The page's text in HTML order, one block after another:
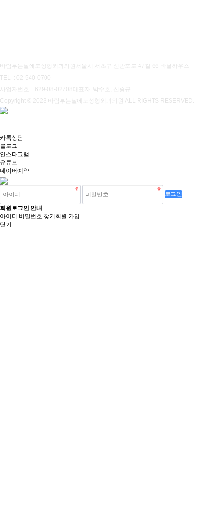
바람부는날에도성형외과의원 서울시 서초구 신반포로 47길 66 바날하우스
TEL : 02-540-0700
사업자번호 : 629-08-02708 대표자 박수호, 신승규
Copyright © 2023 바람부는날에도성형외과의원 ALL RIGHTS RESERVED.
카톡상담
블로그
인스타그램
유튜브
네이버예약
회원로그인 안내
아이디 비밀번호 찾기회원 가입
닫기